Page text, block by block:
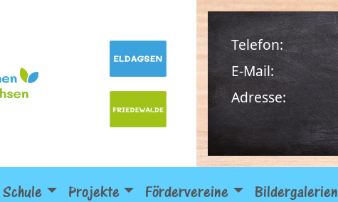
Telefon:
E-Mail:
Adresse:
Projekte Fördervereine Bildergalerien